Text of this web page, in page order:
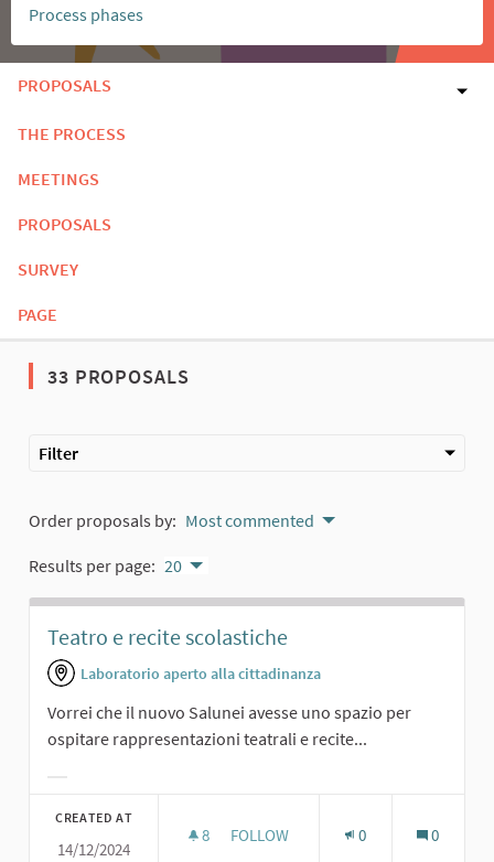
Process phases
PROPOSALS
THE PROCESS
MEETINGS
PROPOSALS
SURVEY
PAGE
33 PROPOSALS
Filter
Order proposals by: Most commented
Results per page: 20
Teatro e recite scolastiche
Laboratorio aperto alla cittadinanza
Vorrei che il nuovo Salunei avesse uno spazio per
ospitare rappresentazioni teatrali e recite...
CREATED AT
14/12/2024
8 8 FOLLOWERS
FOLLOW 0 0